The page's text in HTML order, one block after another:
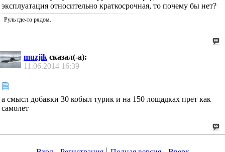
эксплуатация относительно краткосрочная, то почему бы нет?
Руль где-то рядом.
muzjik сказал(-а):
11.06.2014 16:39
а смысл добавки 30 кобыл турик и на 150 лощадках прет как
самолет